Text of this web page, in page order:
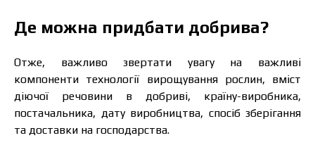
Де можна придбати добрива?
Отже, важливо звертати увагу на важливі
компоненти технології вирощування рослин, вміст
діючої речовини в добриві, країну-виробника,
постачальника, дату виробництва, спосіб зберігання
та доставки на господарства.